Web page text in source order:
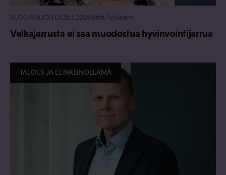
BLOGIKIRJOITUS26.5.2026Riitta Työläjärvi
Velkajarrusta ei saa muodostua hyvinvointijarrua
TALOUS JA ELINKEINOELÄMÄ